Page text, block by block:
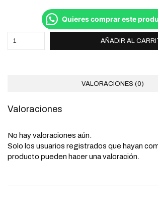
Quieres comprar este
AÑADIR AL
VALORACIONES (0)
Valoraciones
No hay valoraciones aún.
Solo los usuarios registrados que hayan
producto pueden hacer una valoración.